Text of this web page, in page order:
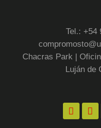
Tel.: +54
Chacras Park |
Luján de